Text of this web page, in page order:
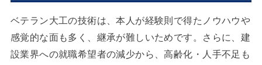
ベテラン大工の技術は、本人が経験則で得たノウハウや
感覚的な面も多く、継承が難しいためです。さらに、建
設業界への就職希望者の減少から、高齢化・人手不足も